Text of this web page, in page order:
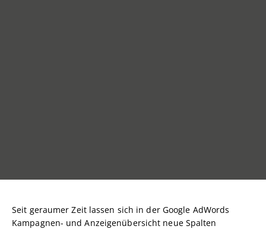
Seit geraumer Zeit lassen sich in der Google AdWords
Kampagnen- und Anzeigenübersicht neue Spalten